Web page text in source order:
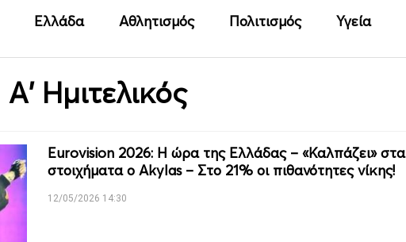
Ελλάδα Αθλητισμός Πολιτισμός Υγεία
Α' Ημιτελικός
Eurovision 2026: Η ώρα της Ελλάδας – «Καλπάζει» στα
στοιχήματα ο Akylas – Στο 21% οι πιθανότητες νίκης!
12/05/2026 14:30